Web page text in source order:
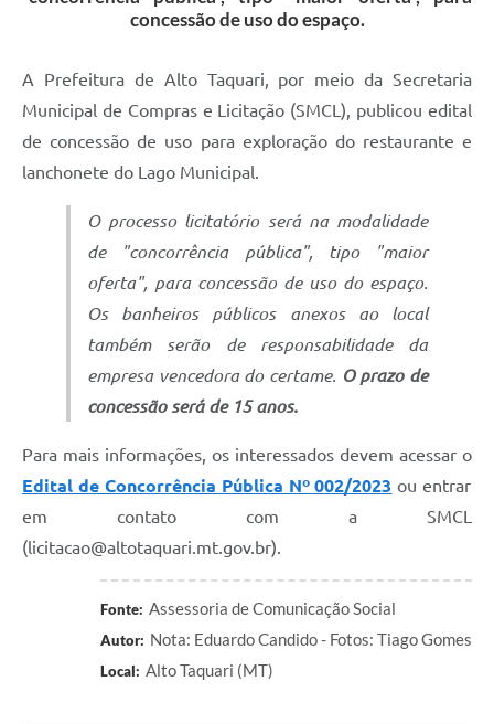
concessão de uso do espaço.
A Prefeitura de Alto Taquari, por meio da Secretaria
Municipal de Compras e Licitação (SMCL), publicou edital
de concessão de uso para exploração do restaurante e
lanchonete do Lago Municipal.
O processo licitatório será na modalidade
de "concorrência pública", tipo "maior
oferta", para concessão de uso do espaço.
Os banheiros públicos anexos ao local
também serão de responsabilidade da
empresa vencedora do certame. O prazo de
concessão será de 15 anos.
Para mais informações, os interessados devem acessar o
Edital de Concorrência Pública Nº 002/2023 ou entrar
em contato com a SMCL
(licitacao@altotaquari.mt.gov.br).
Fonte: Assessoria de Comunicação Social
Autor: Nota: Eduardo Candido - Fotos: Tiago Gomes
Local: Alto Taquari (MT)